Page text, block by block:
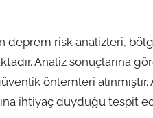
deprem risk analizleri,
Analiz sonuçlarına
önlemleri
ihtiyaç duyduğu tespit